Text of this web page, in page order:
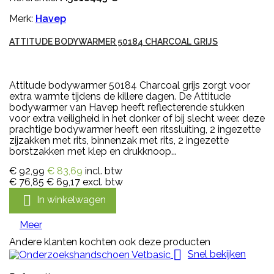
Merk: Havep
ATTITUDE BODYWARMER 50184 CHARCOAL GRIJS
Attitude bodywarmer 50184 Charcoal grijs zorgt voor
extra warmte tijdens de killere dagen. De Attitude
bodywarmer van Havep heeft reflecterende stukken
voor extra veiligheid in het donker of bij slecht weer. deze
prachtige bodywarmer heeft een ritssluiting, 2 ingezette
zijzakken met rits, binnenzak met rits, 2 ingezette
borstzakken met klep en drukknoop...
€ 92,99 € 83,69 incl. btw
€ 76,85 € 69,17 excl. btw
 In winkelwagen
Meer
Andere klanten kochten ook deze producten

Snel bekijken